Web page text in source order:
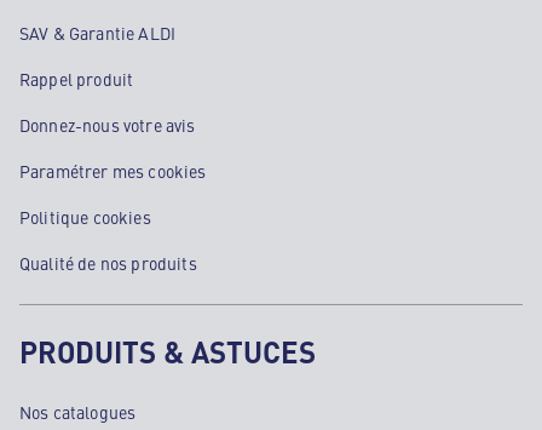
SAV & Garantie ALDI
Rappel produit
Donnez-nous votre avis
Paramétrer mes cookies
Politique cookies
Qualité de nos produits
PRODUITS & ASTUCES
Nos catalogues